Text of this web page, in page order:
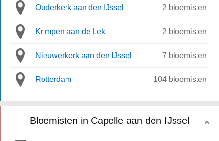
Ouderkerk aan den IJssel 2 bloemisten
Krimpen aan de Lek 2 bloemisten
Nieuwerkerk aan den IJssel 7 bloemisten
Rotterdam 104 bloemisten
Bloemisten in Capelle aan den IJssel